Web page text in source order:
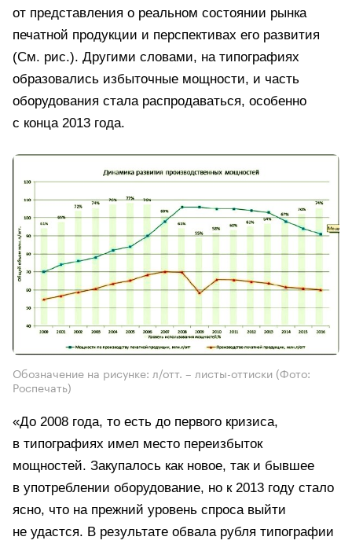
от представления о реальном состоянии рынка
печатной продукции и перспективах его развития
(См. рис.). Другими словами, на типографиях
образовались избыточные мощности, и часть
оборудования стала распродаваться, особенно
с конца 2013 года.
Обозначение на рисунке: л/отт. – листы-оттиски (Фото:
Роспечать)
«До 2008 года, то есть до первого кризиса,
в типографиях имел место переизбыток
мощностей. Закупалось как новое, так и бывшее
в употреблении оборудование, но к 2013 году стало
ясно, что на прежний уровень спроса выйти
не удастся. В результате обвала рубля типографии